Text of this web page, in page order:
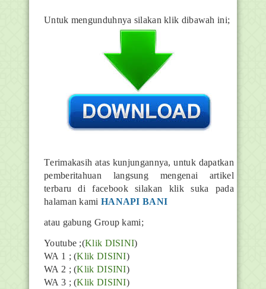
Untuk mengunduhnya silakan klik dibawah ini;
Terimakasih atas kunjungannya, untuk dapatkan
pemberitahuan langsung mengenai artikel
terbaru di facebook silakan klik suka pada
halaman kami HANAPI BANI
atau gabung Group kami;
Youtube ;(Klik DISINI)
WA 1 ; (Klik DISINI)
WA 2 ; (Klik DISINI)
WA 3 ; (Klik DISINI)